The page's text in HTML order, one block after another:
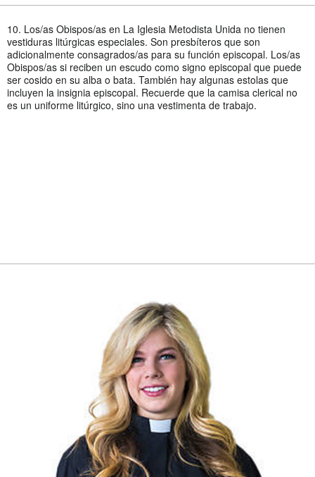
10. Los/as Obispos/as en La Iglesia Metodista Unida no tienen
vestiduras litúrgicas especiales. Son presbíteros que son
adicionalmente consagrados/as para su función episcopal. Los/as
Obispos/as si reciben un escudo como signo episcopal que puede
ser cosido en su alba o bata. También hay algunas estolas que
incluyen la insignia episcopal. Recuerde que la camisa clerical no
es un uniforme litúrgico, sino una vestimenta de trabajo.